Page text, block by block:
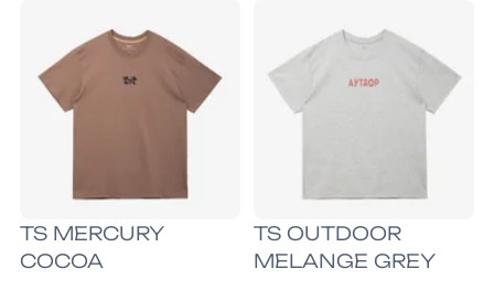
TS MERCURY
COCOA
TS OUTDOOR
MELANGE GREY